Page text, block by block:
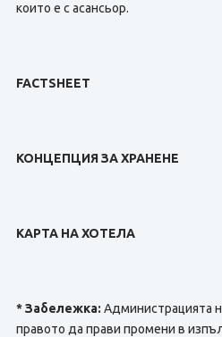
които е с асансьор.
FACTSHEET
КОНЦЕПЦИЯ ЗА ХРАНЕНЕ
КАРТА НА ХОТЕЛА
* Забележка: Администрацията
правото да прави промени в